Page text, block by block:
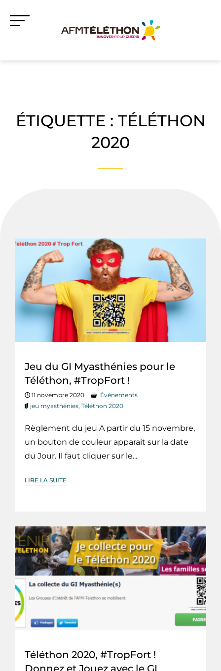
ÉTIQUETTE : TÉLÉTHON
2020
Jeu du GI Myasthénies pour le
Téléthon, #TropFort !
11 novembre 2020
Évènements
jeu myasthénies, Téléthon 2020
Règlement du jeu A partir du 15 novembre,
un bouton de couleur apparait sur la date
du Jour. Il faut cliquer sur le...
LIRE LA SUITE
Téléthon 2020, #TropFort !
Donnez et Jouez avec le GI